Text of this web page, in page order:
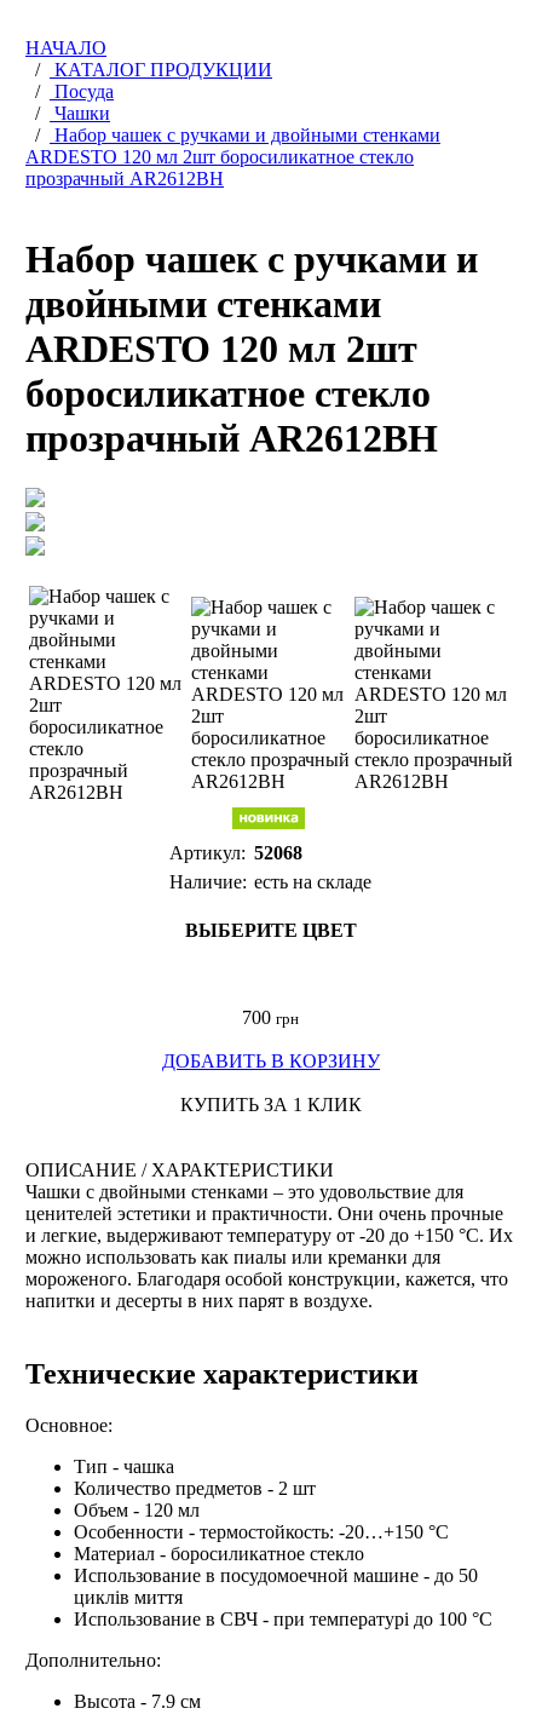
НАЧАЛО
/
КАТАЛОГ ПРОДУКЦИИ
/
Посуда
/
Чашки
/
Набор чашек с ручками и двойными стенками
ARDESTO 120 мл 2шт боросиликатное стекло
прозрачный AR2612BH
Набор чашек с ручками и
двойными стенками
ARDESTO 120 мл 2шт
боросиликатное стекло
прозрачный AR2612BH
Артикул: 52068
Наличие: есть на складе
ВЫБЕРИТЕ ЦВЕТ
700грн
ДОБАВИТЬ В КОРЗИНУ
КУПИТЬ ЗА 1 КЛИК
ОПИСАНИЕ / ХАРАКТЕРИСТИКИ
Чашки с двойными стенками – это удовольствие для
ценителей эстетики и практичности. Они очень прочные
и легкие, выдерживают температуру от -20 до +150 °C. Их
можно использовать как пиалы или креманки для
мороженого. Благодаря особой конструкции, кажется, что
напитки и десерты в них парят в воздухе.
Технические характеристики
Основное:
Тип - чашка
Количество предметов - 2 шт
Объем - 120 мл
Особенности - термостойкость: -20…+150 °C
Материал - боросиликатное стекло
Использование в посудомоечной машине - до 50
циклів миття
Использование в СВЧ - при температурі до 100 °С
Дополнительно:
Высота - 7.9 см